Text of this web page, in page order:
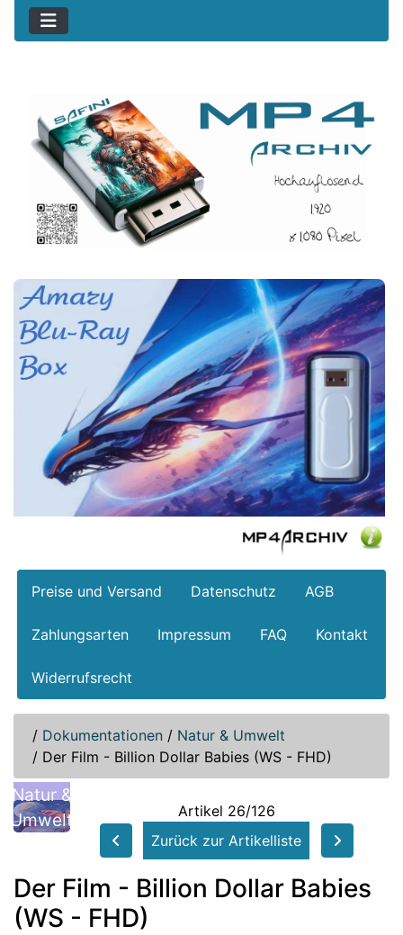
Preise und Versand Datenschutz AGB
Zahlungsarten Impressum FAQ Kontakt
Widerrufsrecht
/ Dokumentationen / Natur & Umwelt
/ Der Film - Billion Dollar Babies (WS - FHD)
Natur &
Umwelt
Artikel 26/126
Zurück zur Artikelliste
Der Film - Billion Dollar Babies
(WS - FHD)